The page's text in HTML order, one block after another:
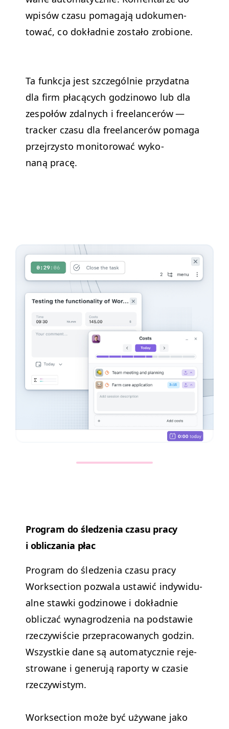
wpisów cza­su poma­ga­ją udoku­men­
tować, co dokład­nie zostało zrobione.
Ta funkc­ja jest szczegól­nie przy­dat­na
dla firm płacą­cych godzi­nowo lub dla
zespołów zdal­nych i free­lancerów —
track­er cza­su dla free­lancerów poma­ga
prze­jrzys­to mon­i­torować wyko­
naną pracę.
Pro­gram do śledzenia cza­su pra­cy
i oblicza­nia płac
Pro­gram do śledzenia cza­su pra­cy
Work­sec­tion pozwala ustaw­ić indy­wid­u­
alne staw­ki godzi­nowe i dokład­nie
obliczać wyna­grodzenia na pod­staw­ie
rzeczy­wiś­cie przepra­cow­anych godzin.
Wszys­tkie dane są automaty­cznie reje­
strowane i generu­ją raporty w cza­sie
rzeczywistym.
Work­sec­tion może być uży­wane jako